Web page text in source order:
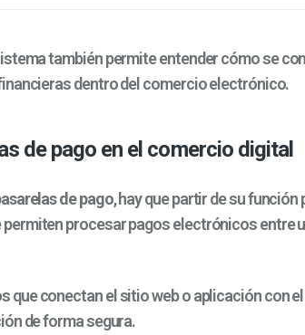
también permite entender cómo se
dentro del comercio electrónico.
de pago en el comercio digital
de pago, hay que partir de su función
procesar pagos electrónicos entre
que conectan el sitio web o aplicación con
de forma segura.